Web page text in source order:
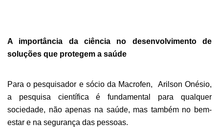
A importância da ciência no desenvolvimento de
soluções que protegem a saúde
Para o pesquisador e sócio da Macrofen, Arilson Onésio,
a pesquisa científica é fundamental para qualquer
sociedade, não apenas na saúde, mas também no bem-
estar e na segurança das pessoas.